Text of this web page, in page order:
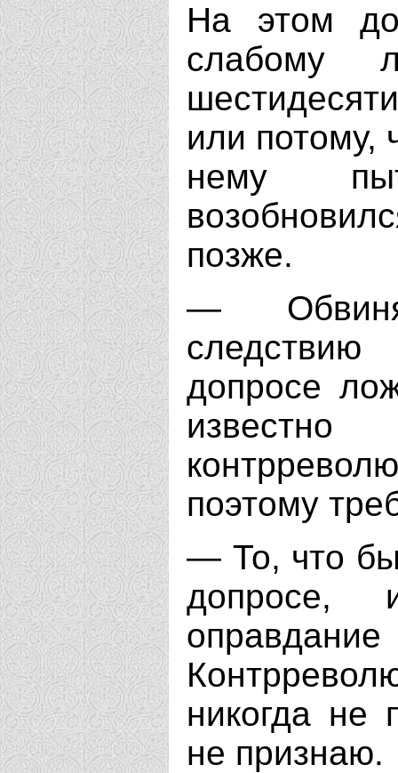
На этом
слабому
или потому,
нему
позже.
—
допросе
поэтому
— То, что
допросе,
никогда не
не признаю.